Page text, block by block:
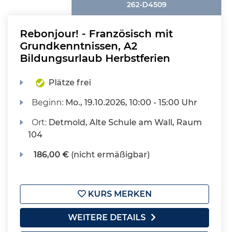
262-D4509
Rebonjour! - Französisch mit
Grundkenntnissen, A2
Bildungsurlaub Herbstferien
Plätze frei
Beginn: Mo., 19.10.2026, 10:00 - 15:00 Uhr
Ort: Detmold, Alte Schule am Wall, Raum
104
186,00 € (nicht ermäßigbar)
KURS MERKEN
WEITERE DETAILS